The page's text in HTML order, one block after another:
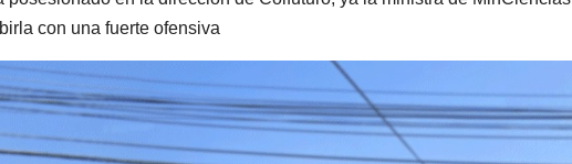
con una fuerte ofensiva